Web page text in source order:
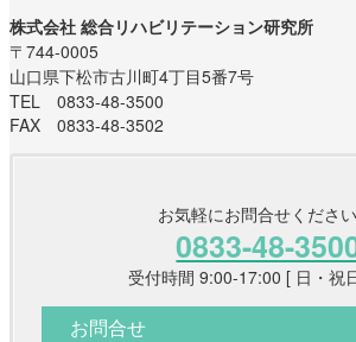
株式会社 総合リハビリテーション研究所
〒744-0005
山口県下松市古川町4丁目5番7号
TEL 0833-48-3500
FAX 0833-48-3502
お気軽にお問合せください
0833-48-
受付時間 9:00-17:00 [ 日・祝
お問合せ